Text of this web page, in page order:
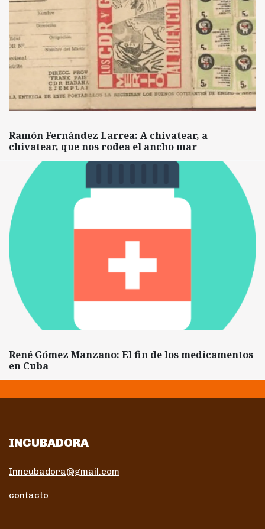
Ramón Fernández Larrea: A chivatear, a
chivatear, que nos rodea el ancho mar
René Gómez Manzano: El fin de los medicamentos
en Cuba
INCUBADORA
Inncubadora@gmail.com
contacto